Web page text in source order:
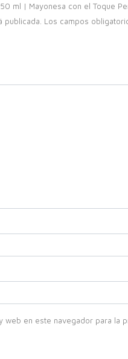
ml | Mayonesa con el Toque
Los campos
en este navegador para la